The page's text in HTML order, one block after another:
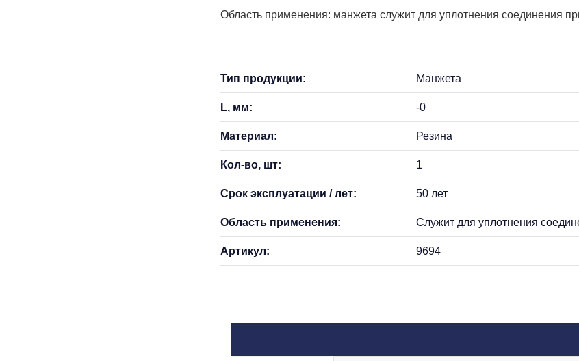
Область применения: манжета служит для уплотнения соединения
Тип продукции: Манжета
L, мм: -0
Материал: Резина
Кол-во, шт: 1
Срок эксплуатации / лет: 50 лет
Область применения: Служит для уплотнения
Артикул: 9694